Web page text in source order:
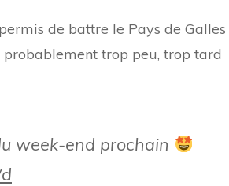
de battre le Pays de Galles
trop peu, trop tard
week-end prochain